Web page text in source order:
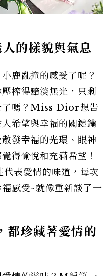
的樣貌與氣息
鹿亂撞的感受了呢？
榨得黯淡無光，只剩
了嗎？Miss Dior想告
希望與幸福的關鍵鑰
發幸福的光環、眼神
得愉悅和充滿希望！
表愛情的味道，每次
感受~就像重新談了一
，都珍藏著愛情的